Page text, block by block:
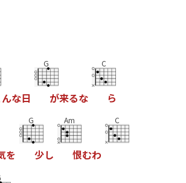
んな日
G
が来るな
C
ら
を
G
少し
Am
恨むわ
C